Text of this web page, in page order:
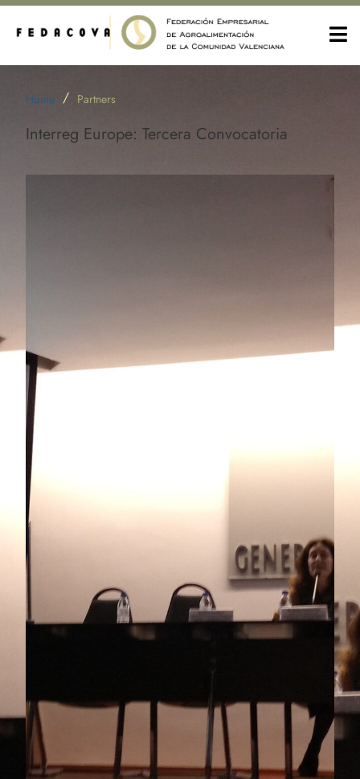
Home / Partners
Interreg Europe: Tercera Convocatoria